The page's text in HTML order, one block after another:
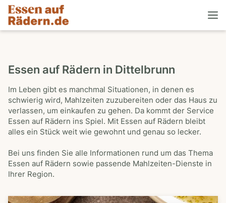
Essen auf Rädern in Dittelbrunn
Im Leben gibt es manchmal Situationen, in denen es
schwierig wird, Mahlzeiten zuzubereiten oder das Haus zu
verlassen, um einkaufen zu gehen. Da kommt der Service
Essen auf Rädern ins Spiel. Mit Essen auf Rädern bleibt
alles ein Stück weit wie gewohnt und genau so lecker.
Bei uns finden Sie alle Informationen rund um das Thema
Essen auf Rädern sowie passende Mahlzeiten-Dienste in
Ihrer Region.